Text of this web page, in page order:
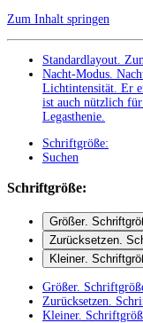
Zum Inhalt springen
Standardlayout.
Nacht-Modus.
Lichtintensität. Er
ist auch nützlich
Legasthenie.
Schriftgröße:
Suchen
Schriftgröße:
Größer.
Zurücksetzen .
Kleiner.
Größer.
Zurücksetzen .
Kleiner.